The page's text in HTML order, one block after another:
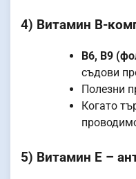
4) Витамин B-
B6, B9
съдови
Полезни
Когато
5) Витамин Е –